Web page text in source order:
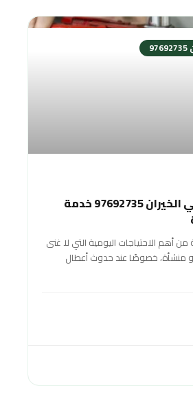
افضل فني صحي الخيران 97692735 خدمة
أهم الاحتياجات اليومية التي لا غنى
منشأة، خصوصًا عند حدوث أعطال